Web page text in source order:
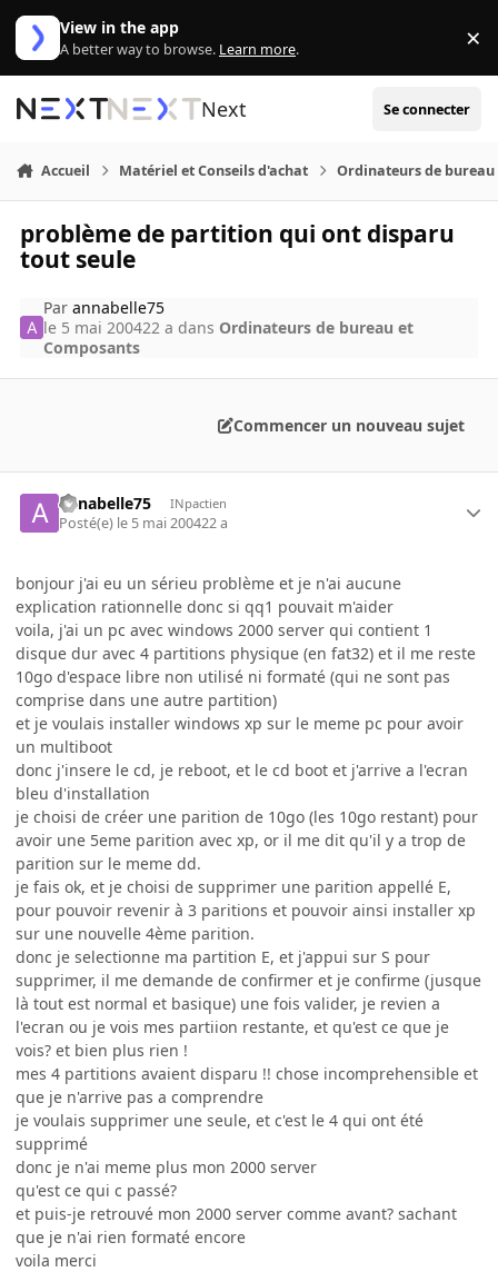
Aller au contenu
View in the app
A better way to browse. Learn more. ×
Next Se connecter
Accueil Matériel et Conseils d'achat Ordinateurs de bureau
problème de partition qui ont disparu
tout seule
Parannabelle75
le 5 mai 200422 a dans Ordinateurs de bureau et
Composants
Commencer un nouveau sujet
annabelle75 INpactien
Posté(e) le 5 mai 200422 a
bonjour j'ai eu un sérieu problème et je n'ai aucune
explication rationnelle donc si qq1 pouvait m'aider
voila, j'ai un pc avec windows 2000 server qui contient 1
disque dur avec 4 partitions physique (en fat32) et il me reste
10go d'espace libre non utilisé ni formaté (qui ne sont pas
comprise dans une autre partition)
et je voulais installer windows xp sur le meme pc pour avoir
un multiboot
donc j'insere le cd, je reboot, et le cd boot et j'arrive a l'ecran
bleu d'installation
je choisi de créer une parition de 10go (les 10go restant) pour
avoir une 5eme parition avec xp, or il me dit qu'il y a trop de
parition sur le meme dd.
je fais ok, et je choisi de supprimer une parition appellé E,
pour pouvoir revenir à 3 paritions et pouvoir ainsi installer xp
sur une nouvelle 4ème parition.
donc je selectionne ma partition E, et j'appui sur S pour
supprimer, il me demande de confirmer et je confirme (jusque
là tout est normal et basique) une fois valider, je revien a
l'ecran ou je vois mes partiion restante, et qu'est ce que je
vois? et bien plus rien !
mes 4 partitions avaient disparu !! chose incomprehensible et
que je n'arrive pas a comprendre
je voulais supprimer une seule, et c'est le 4 qui ont été
supprimé
donc je n'ai meme plus mon 2000 server
qu'est ce qui c passé?
et puis-je retrouvé mon 2000 server comme avant? sachant
que je n'ai rien formaté encore
voila merci